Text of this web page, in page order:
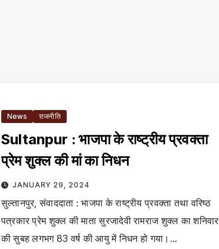
News राजनीति
Sultanpur : भाजपा के राष्ट्रीय प्रवक्ता
प्रेम शुक्ल की मां का निधन
JANUARY 29, 2024
सुल्तानपुर, संवाददाता : भाजपा के राष्ट्रीय प्रवक्ता तथा वरिष्ठ
पत्रकार प्रेम शुक्ल की माता सुरजादेवी रामराज शुक्ल का शनिवार
की सुबह लगभग 83 वर्ष की आयु में निधन हो गया।…